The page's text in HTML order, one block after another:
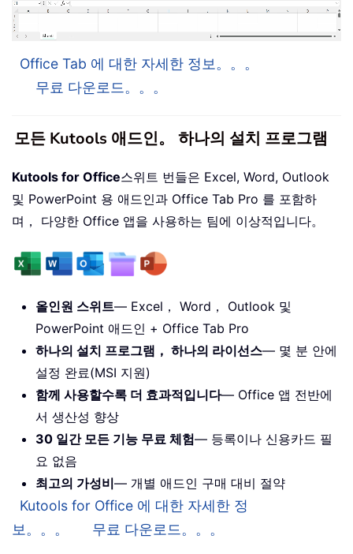
Office Tab 에 대한 자세한 정보。。。
무료 다운로드。。。
모든 Kutools 애드인。 하나의 설치 프로그램
Kutools for Office스위트 번들은 Excel, Word, Outlook
및 PowerPoint 용 애드인과 Office Tab Pro 를 포함하
며， 다양한 Office 앱을 사용하는 팀에 이상적입니다。
올인원 스위트— Excel， Word， Outlook 및
PowerPoint 애드인 + Office Tab Pro
하나의 설치 프로그램， 하나의 라이선스— 몇 분 안에
설정 완료(MSI 지원)
함께 사용할수록 더 효과적입니다— Office 앱 전반에
서 생산성 향상
30 일간 모든 기능 무료 체험— 등록이나 신용카드 필
요 없음
최고의 가성비— 개별 애드인 구매 대비 절약
Kutools for Office 에 대한 자세한 정
보。。。
무료 다운로드。。。